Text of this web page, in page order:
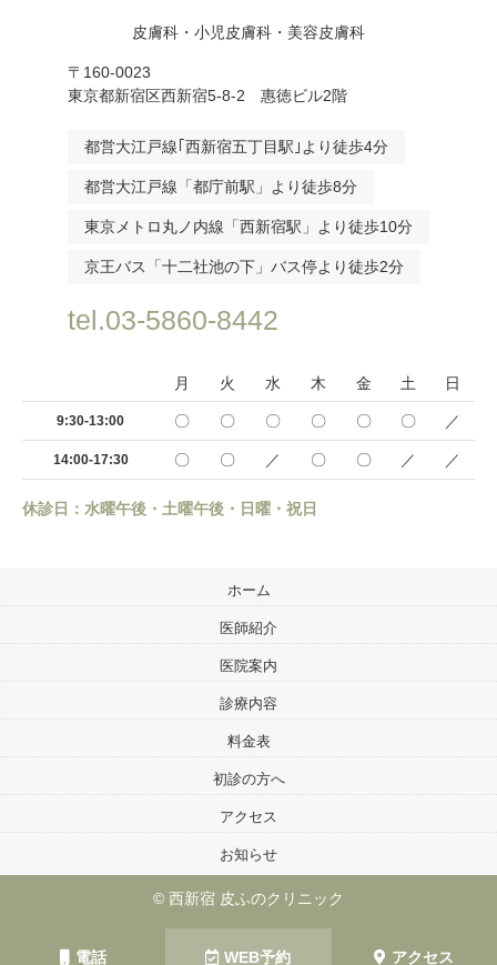
電話 WEB予約 アクセス
皮膚科・小児皮膚科・美容皮膚科
〒160-0023
東京都新宿区西新宿5-8-2 惠徳ビル2階
都営大江戸線｢西新宿五丁目駅｣より徒歩4分
都営大江戸線「都庁前駅」より徒歩8分
東京メトロ丸ノ内線「西新宿駅」より徒歩10分
京王バス「十二社池の下」バス停より徒歩2分
tel.03-5860-8442
月 火 水 木 金 土 日
9:30-13:00 〇 〇 〇 〇 〇 〇 ／
14:00-17:30 〇 〇 ／ 〇 〇 ／ ／
休診日：水曜午後・土曜午後・日曜・祝日
ホーム
医師紹介
医院案内
診療内容
料金表
初診の方へ
アクセス
お知らせ
© 西新宿 皮ふのクリニック